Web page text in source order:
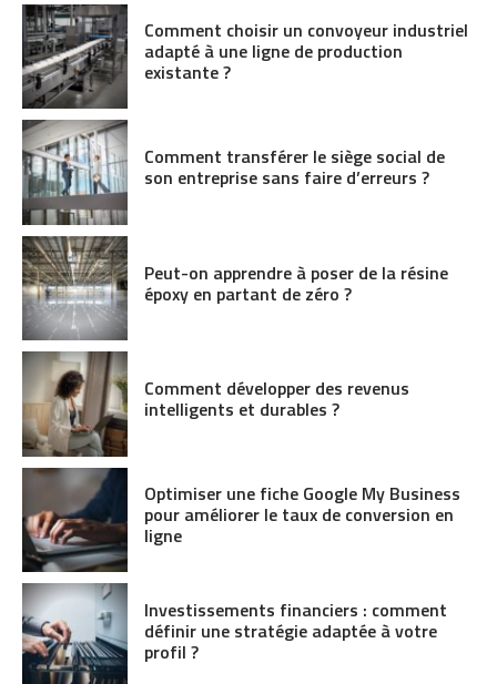
Comment choisir un convoyeur industriel
adapté à une ligne de production
existante ?
Comment transférer le siège social de
son entreprise sans faire d’erreurs ?
Peut-on apprendre à poser de la résine
époxy en partant de zéro ?
Comment développer des revenus
intelligents et durables ?
Optimiser une fiche Google My Business
pour améliorer le taux de conversion en
ligne
Investissements financiers : comment
définir une stratégie adaptée à votre
profil ?